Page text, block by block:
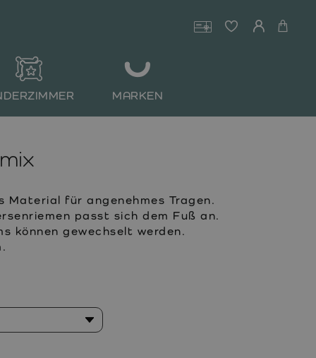
MARKEN
Material für angenehmes Tragen.
passt sich dem Fuß an.
können gewechselt werden.